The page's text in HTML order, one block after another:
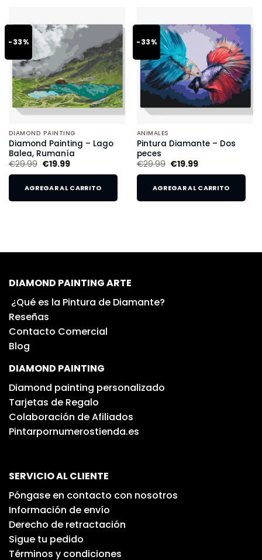
-33%
DIAMOND PAINTING
Diamond Painting – Lago
Balea, Rumanía
€29.99 €19.99
AGREGAR AL CARRITO
-33%
ANIMALES
Pintura Diamante – Dos
peces
€29.99 €19.99
AGREGAR AL CARRITO
DIAMOND PAINTING ARTE
¿Qué es la Pintura de Diamante?
Reseñas
Contacto Comercial
Blog
DIAMOND PAINTING
Diamond painting personalizado
Tarjetas de Regalo
Colaboración de Afiliados
Pintarpornumerostienda.es
SERVICIO AL CLIENTE
Póngase en contacto con nosotros
Información de envío
Derecho de retractación
Sigue tu pedido
Términos y condiciones